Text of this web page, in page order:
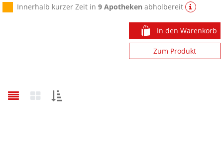
Innerhalb kurzer Zeit in9 Apotheken abholbereit
In den Warenkorb
Zum Produkt